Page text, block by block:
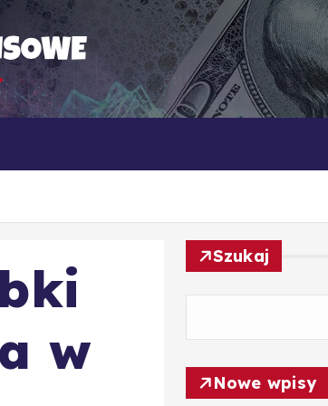
biznesie i ekonomii
w
Szukaj
Nowe wpisy